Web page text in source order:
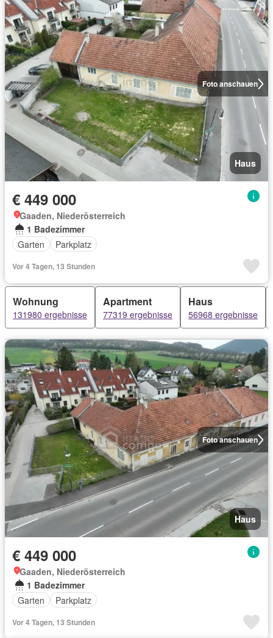
Foto anschauen
Haus
€ 449 000
Gaaden, Niederösterreich
1 Badezimmer
Garten
Parkplatz
Vor 4 Tagen, 13 Stunden
Wohnung
131980 ergebnisse
Apartment
77319 ergebnisse
Haus
56968 ergebnisse
Foto anschauen
Haus
€ 449 000
Gaaden, Niederösterreich
1 Badezimmer
Garten
Parkplatz
Vor 4 Tagen, 13 Stunden